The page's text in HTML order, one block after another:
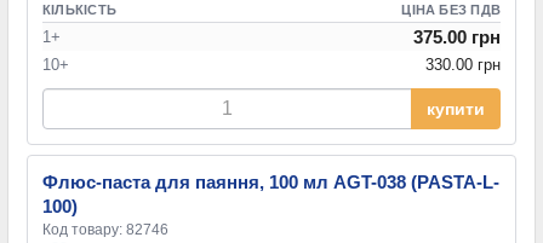
КІЛЬКІСТЬ ЦІНА БЕЗ ПДВ
1+ 375.00 грн
10+ 330.00 грн
купити
Флюс-паста для паяння, 100 мл AGT-038 (PASTA-L-
100)
Код товару: 82746